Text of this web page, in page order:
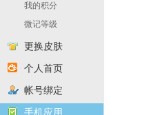
我的积分
微记等级
更换皮肤
个人首页
帐号绑定
手机应用